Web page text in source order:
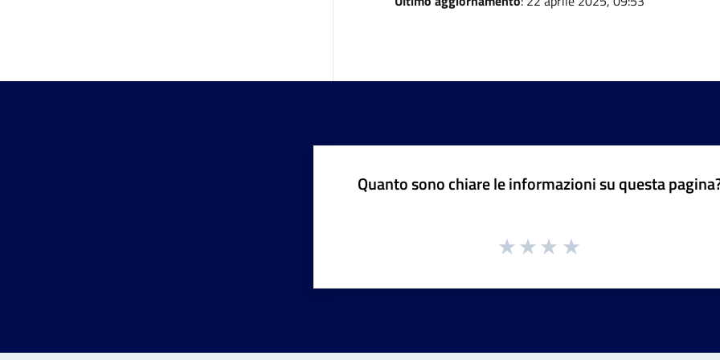
Quanto sono chiare le informazioni su questa